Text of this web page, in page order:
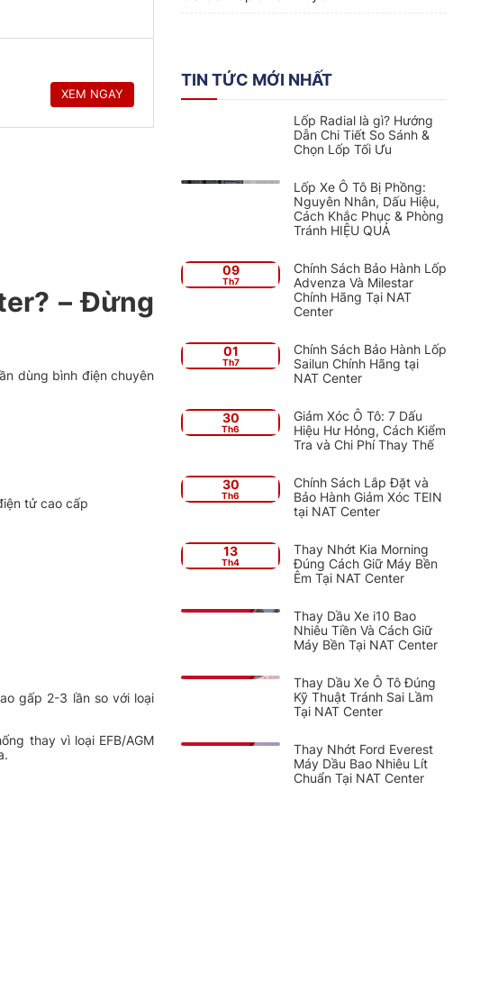
XEM NGAY
– Đừng
dùng bình điện chuyên
tử cao cấp
gấp 2-3 lần so với loại
thay vì loại EFB/AGM
TIN TỨC MỚI NHẤT
Lốp Radial là gì? Hướng
Dẫn Chi Tiết So Sánh &
Chọn Lốp Tối Ưu
Lốp Xe Ô Tô Bị Phồng:
Nguyên Nhân, Dấu Hiệu,
Cách Khắc Phục & Phòng
Tránh HIỆU QUẢ
09
Th7
Chính Sách Bảo Hành Lốp
Advenza Và Milestar
Chính Hãng Tại NAT
Center
01
Th7
Chính Sách Bảo Hành Lốp
Sailun Chính Hãng tại
NAT Center
30
Th6
Giảm Xóc Ô Tô: 7 Dấu
Hiệu Hư Hỏng, Cách Kiểm
Tra và Chi Phí Thay Thế
30
Th6
Chính Sách Lắp Đặt và
Bảo Hành Giảm Xóc TEIN
tại NAT Center
13
Th4
Thay Nhớt Kia Morning
Đúng Cách Giữ Máy Bền
Êm Tại NAT Center
Thay Dầu Xe i10 Bao
Nhiêu Tiền Và Cách Giữ
Máy Bền Tại NAT Center
Thay Dầu Xe Ô Tô Đúng
Kỹ Thuật Tránh Sai Lầm
Tại NAT Center
Thay Nhớt Ford Everest
Máy Dầu Bao Nhiêu Lít
Chuẩn Tại NAT Center